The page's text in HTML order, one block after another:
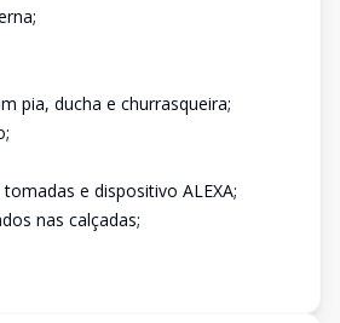
pia, ducha e churrasqueira;
e dispositivo ALEXA;
nas calçadas;